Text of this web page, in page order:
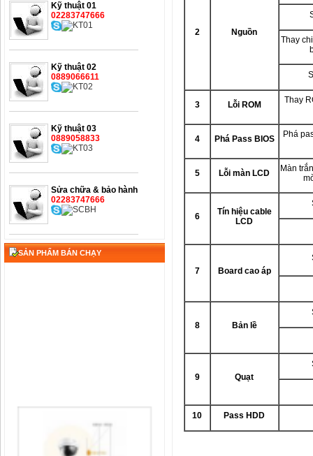
Kỹ thuật 01
02283747666
Kỹ thuật 02
0889066611
Kỹ thuật 03
0889058833
Sửa chữa & bảo hành
02283747666
SẢN PHẨM BÁN CHẠY
2 Nguồn
Thay
3 Lỗi ROM
Thay
4 Phá Pass BIOS Phá
5 Lỗi màn LCD
Màn
6
Tín hiệu cable
LCD
7 Board cao áp
8 Bản lề
9 Quạt
10 Pass HDD